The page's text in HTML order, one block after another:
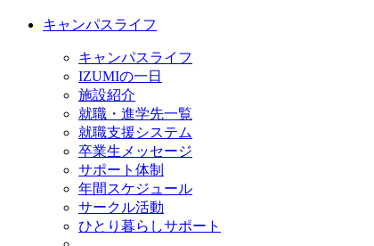
キャンパスライフ
キャンパスライフ
IZUMIの一日
施設紹介
就職・進学先一覧
就職支援システム
卒業生メッセージ
サポート体制
年間スケジュール
サークル活動
ひとり暮らしサポート